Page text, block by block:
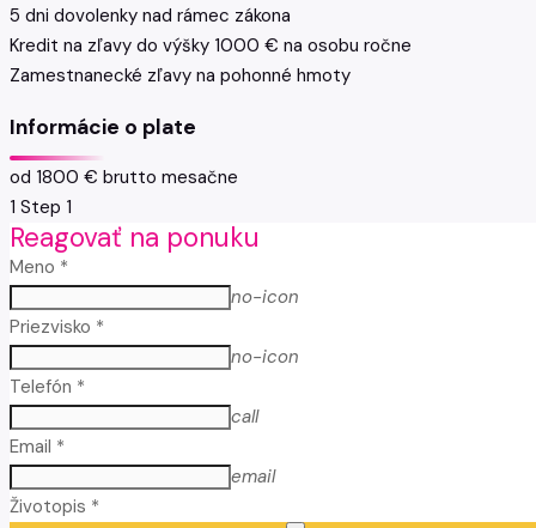
5 dni dovolenky nad rámec zákona
Kredit na zľavy do výšky 1000 € na osobu ročne
Zamestnanecké zľavy na pohonné hmoty
Informácie o plate
od 1800 € brutto mesačne
1 Step 1
Reagovať na ponuku
Meno *
no-icon
Priezvisko *
no-icon
Telefón *
call
Email *
email
Životopis *